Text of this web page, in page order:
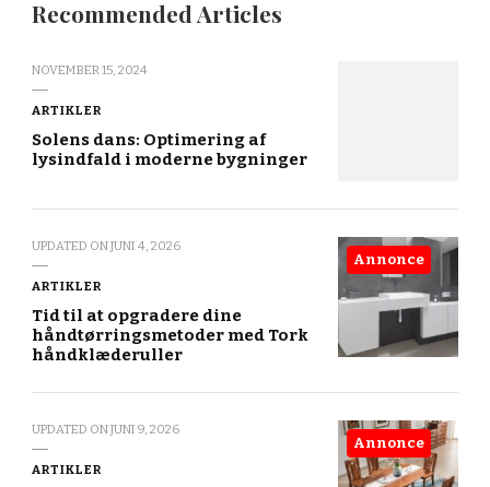
Recommended Articles
NOVEMBER 15, 2024
ARTIKLER
Solens dans: Optimering af
lysindfald i moderne bygninger
UPDATED ONJUNI 4, 2026
ARTIKLER
Tid til at opgradere dine
håndtørringsmetoder med Tork
håndklæderuller
Annonce
UPDATED ONJUNI 9, 2026
ARTIKLER
Annonce